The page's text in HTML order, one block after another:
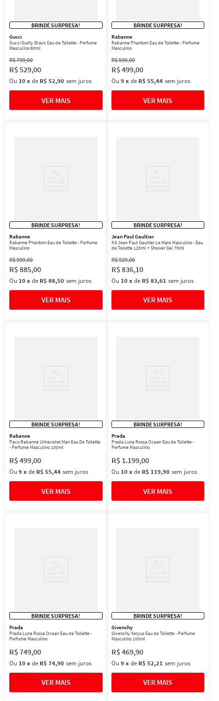
BRINDE SURPRESA!
Gucci
Gucci Guilty Black Eau de Toilette - Perfume
Masculino 90ml
R$799,00
R$529,00
Ou 10xde R$ 52,90 sem juros
BRINDE SURPRESA!
Rabanne
Rabanne Phantom Eau de Toilette - Perfume
Masculino
R$599,00
R$499,00
Ou 9 xde R$ 55,44 sem juros
BRINDE SURPRESA!
Rabanne
Rabanne Phantom Eau de Toilette - Perfume
Masculino
R$999,00
R$885,00
Ou 10xde R$ 88,50 sem juros
BRINDE SURPRESA!
Jean Paul Gaultier
Kit Jean Paul Gaultier Le Male Masculino - Eau
de Toilette 125ml + Shower Gel 75ml
R$929,00
R$836,10
Ou 10 xde R$ 83,61 sem juros
BRINDE SURPRESA!
Rabanne
Paco Rabanne Ultraviolet Man Eau De Toilette
- Perfume Masculino 100ml
R$499,00
Ou 9xde R$ 55,44 sem juros
BRINDE SURPRESA!
Prada
Prada Luna Rossa Ocean Eau de Toilette -
Perfume Masculino
R$ 1.199,00
Ou 10 xde R$ 119,90 sem juros
BRINDE SURPRESA!
Prada
Prada Luna Rossa Ocean Eau de Toilette -
Perfume Masculino
R$749,00
Ou 10xde R$ 74,90 sem juros
BRINDE SURPRESA!
Givenchy
Givenchy Xeryus Eau de Toilette - Perfume
Masculino 100ml
R$469,90
Ou 9 xde R$ 52,21 sem juros